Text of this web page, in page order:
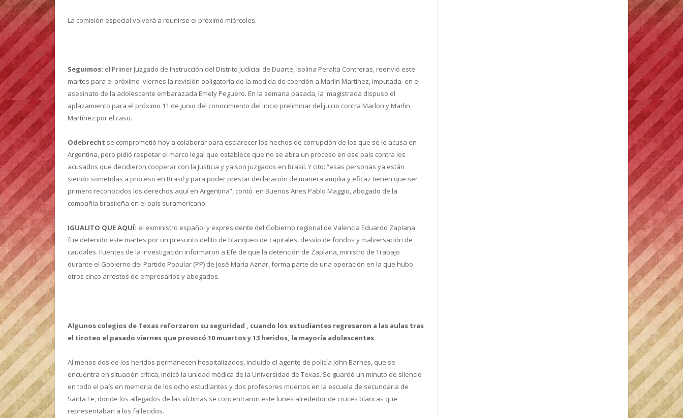
La comisión especial volverá a reunirse el próximo miércoles.
Seguimos: el Primer Juzgado de Instrucción del Distrito Judicial de Duarte, Isolina Peralta Contreras, reenvió este
martes para el próximo viernes la revisión obligatoria de la medida de coerción a Marlin Martínez, imputada en el
asesinato de la adolescente embarazada Emely Peguero. En la semana pasada, la magistrada dispuso el
aplazamiento para el próximo 11 de junio del conocimiento del inicio preliminar del juicio contra Marlon y Marlin
Martínez por el caso.
Odebrecht se comprometió hoy a colaborar para esclarecer los hechos de corrupción de los que se le acusa en
Argentina, pero pidió respetar el marco legal que establece que no se abra un proceso en ese país contra los
acusados que decidieron cooperar con la Justicia y ya son juzgados en Brasil. Y cito: “esas personas ya están
siendo sometidas a proceso en Brasil y para poder prestar declaración de manera amplia y eficaz tienen que ser
primero reconocidos los derechos aquí en Argentina”, contó en Buenos Aires Pablo Maggio, abogado de la
compañía brasileña en el país suramericano.
IGUALITO QUE AQUÍ: el exministro español y expresidente del Gobierno regional de Valencia Eduardo Zaplana
fue detenido este martes por un presunto delito de blanqueo de capitales, desvío de fondos y malversación de
caudales. Fuentes de la investigación informaron a Efe de que la detención de Zaplana, ministro de Trabajo
durante el Gobierno del Partido Popular (PP) de José María Aznar, forma parte de una operación en la que hubo
otros cinco arrestos de empresarios y abogados.
Algunos colegios de Texas reforzaron su seguridad , cuando los estudiantes regresaron a las aulas tras
el tiroteo el pasado viernes que provocó 10 muertos y 13 heridos, la mayoría adolescentes.
Al menos dos de los heridos permanecen hospitalizados, incluido el agente de policía John Barnes, que se
encuentra en situación crítica, indicó la unidad médica de la Universidad de Texas. Se guardó un minuto de silencio
en todo el país en memoria de los ocho estudiantes y dos profesores muertos en la escuela de secundaria de
Santa Fe, donde los allegados de las víctimas se concentraron este lunes alrededor de cruces blancas que
representaban a los fallecidos.